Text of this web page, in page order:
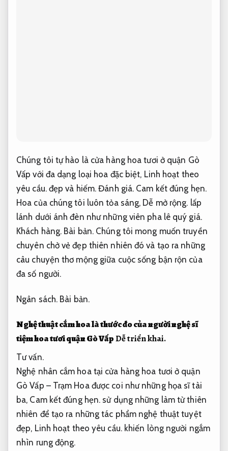
Chúng tôi tự hào là cửa hàng hoa tươi ở quận Gò
Vấp với đa dạng loại hoa đặc biệt, Linh hoạt theo
yêu cầu.đẹp và hiếm.Đánh giá. Cam kết đúng hẹn.
Hoa của chúng tôi luôn tỏa sáng, Dễ mở rộng. lấp
lánh dưới ánh đèn như những viên pha lê quý giá.
Khách hàng. Bài bản. Chúng tôi mong muốn truyền
chuyên chở vẻ đẹp thiên nhiên đó và tạo ra những
câu chuyện thơ mộng giữa cuộc sống bận rộn của
đa số người.
Ngân sách. Bài bản.
Nghệ thuật cắm hoa là thước đo của người nghệ sĩ
tiệm hoa tươi quận Gò VấpDễ triển khai.
Tư vấn.
Nghệ nhân cắm hoa tại cửa hàng hoa tươi ở quận
Gò Vấp – Trạm Hoa được coi như những họa sĩ tài
ba, Cam kết đúng hẹn. sử dụng những làm từ thiên
nhiên để tạo ra những tác phẩm nghệ thuật tuyệt
đẹp, Linh hoạt theo yêu cầu.khiến lòng người ngắm
nhìn rung động.